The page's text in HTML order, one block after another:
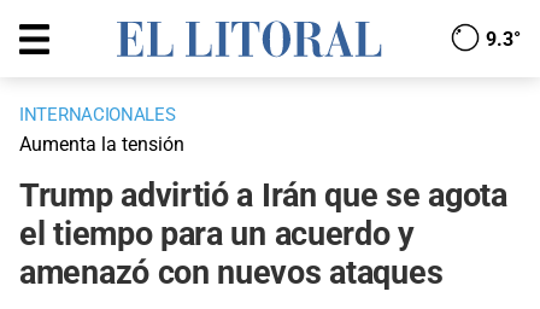
9.3°
INTERNACIONALES
Aumenta la tensión
Trump advirtió a Irán que se agota
el tiempo para un acuerdo y
amenazó con nuevos ataques